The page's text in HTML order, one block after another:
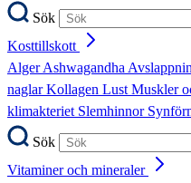
Sök
Kosttillskott
AlgerAshwagandha
naglarKollagen LustMuskler
klimakteriet Slemhinnor
Sök
Vitaminer och mineraler